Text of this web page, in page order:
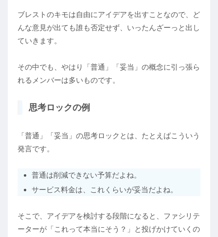
ブレストのキモは自由にアイデアを出すことなので、ど
んな意見が出ても誰も否定せず、いったんざーっと出し
ていきます。
その中でも、やはり「普通」「妥当」の概念に引っ張ら
れるメンバーは多いものです。
思考ロックの例
「普通」「妥当」の思考ロックとは、たとえばこういう
発言です。
普通は削減できない予算だよね。
サービス料金は、これくらいが妥当だよね。
そこで、アイデアを検討する段階になると、ファシリテ
ーターが「これって本当にそう？」と投げかけていくの